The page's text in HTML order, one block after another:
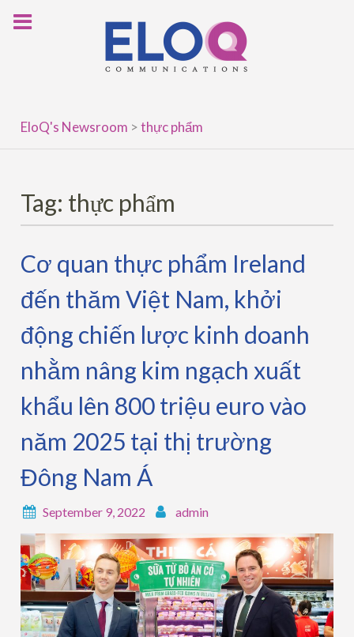
EloQ's Newsroom >thực phẩm
Tag: thực phẩm
Cơ quan thực phẩm Ireland
đến thăm Việt Nam, khởi
động chiến lược kinh doanh
nhằm nâng kim ngạch xuất
khẩu lên 800 triệu euro vào
năm 2025 tại thị trường
Đông Nam Á
September 9, 2022 admin